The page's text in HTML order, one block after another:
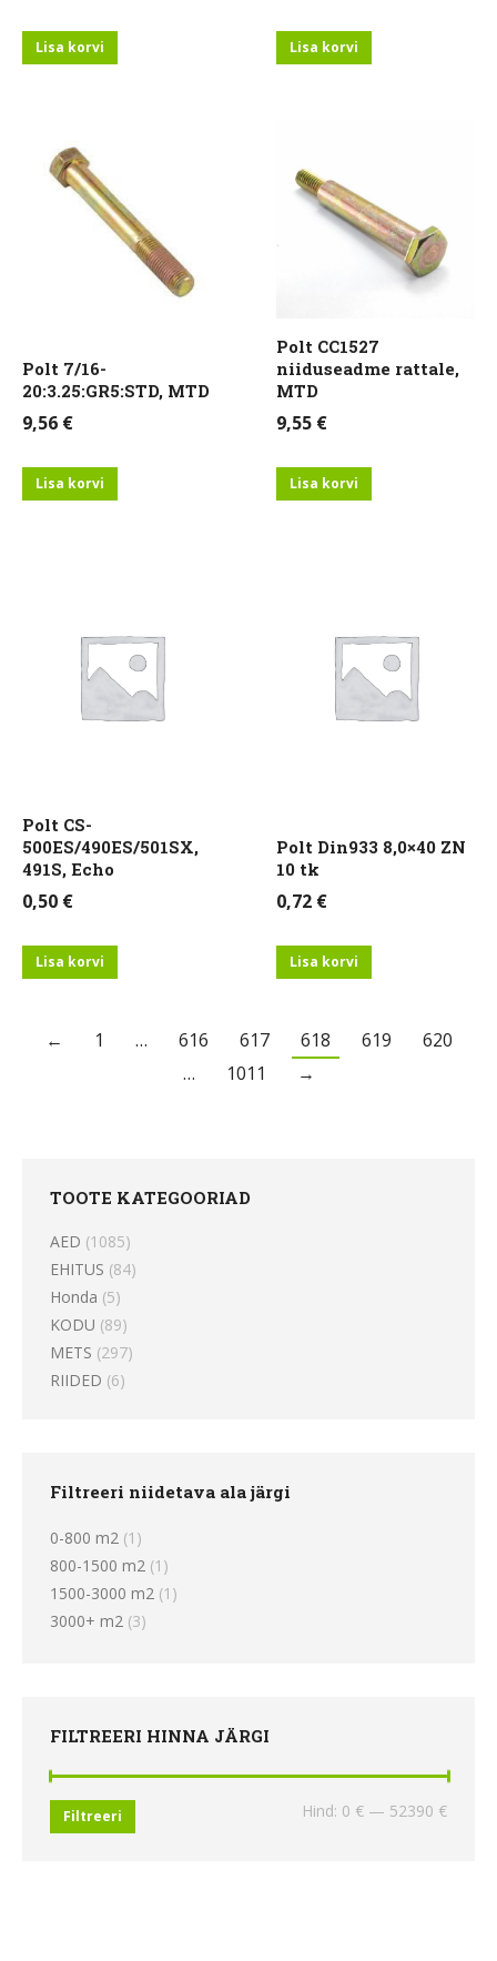
Lisa korvi Lisa korvi
Polt 7/16-
20:3.25:GR5:STD, MTD
9,56 €
Lisa korvi
Polt CC1527
niiduseadme rattale,
MTD
9,55 €
Lisa korvi
Polt CS-
500ES/490ES/501SX,
491S, Echo
0,50 €
Lisa korvi
Polt Din933 8,0×40 ZN
10 tk
0,72 €
Lisa korvi
← 1 … 616 617 618 619
620
…
1011 →
TOOTE KATEGOORIAD
AED (1085)
EHITUS (84)
Honda (5)
KODU (89)
METS (297)
RIIDED (6)
Filtreeri niidetava ala järgi
0-800 m2 (1)
800-1500 m2 (1)
1500-3000 m2 (1)
3000+ m2 (3)
FILTREERI HINNA JÄRGI
Filtreeri Hind: 0 € — 52390 €